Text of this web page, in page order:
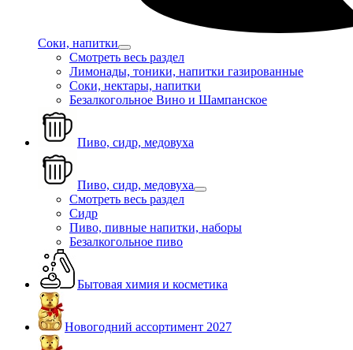
Соки, напитки
Смотреть весь раздел
Лимонады, тоники, напитки газированные
Соки, нектары, напитки
Безалкогольное Вино и Шампанское
Пиво, сидр, медовуха
Пиво, сидр, медовуха
Смотреть весь раздел
Сидр
Пиво, пивные напитки, наборы
Безалкогольное пиво
Бытовая химия и косметика
Новогодний ассортимент 2027